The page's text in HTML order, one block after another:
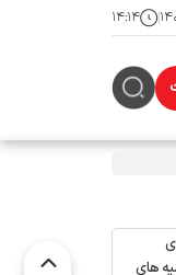
۱۴:۱۴
های